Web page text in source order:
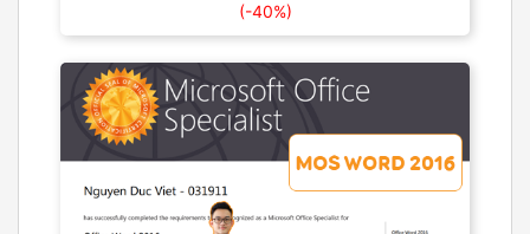
(-40%)